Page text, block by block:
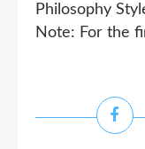
Philosophy
Note: For the